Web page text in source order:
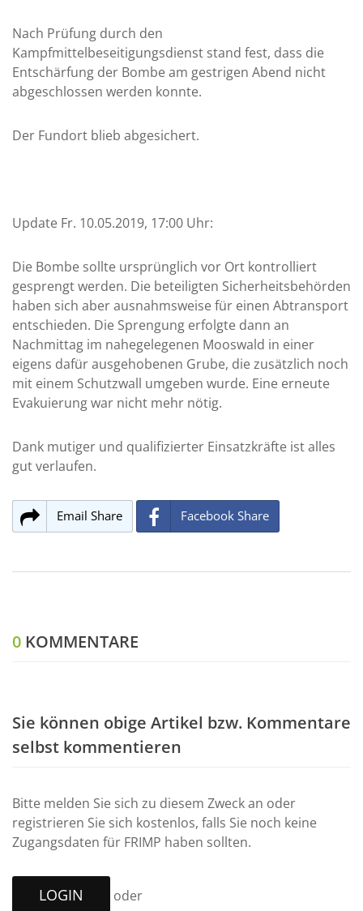
Nach Prüfung durch den
Kampfmittelbeseitigungsdienst stand fest, dass die
Entschärfung der Bombe am gestrigen Abend nicht
abgeschlossen werden konnte.
Der Fundort blieb abgesichert.
Update Fr. 10.05.2019, 17:00 Uhr:
Die Bombe sollte ursprünglich vor Ort kontrolliert
gesprengt werden. Die beteiligten Sicherheitsbehörden
haben sich aber ausnahmsweise für einen Abtransport
entschieden. Die Sprengung erfolgte dann an
Nachmittag im nahegelegenen Mooswald in einer
eigens dafür ausgehobenen Grube, die zusätzlich noch
mit einem Schutzwall umgeben wurde. Eine erneute
Evakuierung war nicht mehr nötig.
Dank mutiger und qualifizierter Einsatzkräfte ist alles
gut verlaufen.
Email Share Facebook Share
0 KOMMENTARE
Sie können obige Artikel bzw. Kommentare
selbst kommentieren
Bitte melden Sie sich zu diesem Zweck an oder
registrieren Sie sich kostenlos, falls Sie noch keine
Zugangsdaten für FRIMP haben sollten.
LOGIN oder